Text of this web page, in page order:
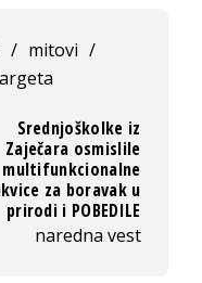
/ mitovi /
argeta
Srednjoškolke iz
Zaječara osmislile
multifunkcionalne
za boravak u
prirodi i POBEDILE
naredna vest